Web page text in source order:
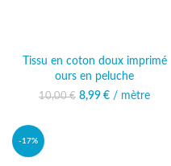
Tissu en coton doux imprimé
ours en peluche
10,00€ Le prix initial était :
8,99 € Le prix actuel
/ mètre
-17%